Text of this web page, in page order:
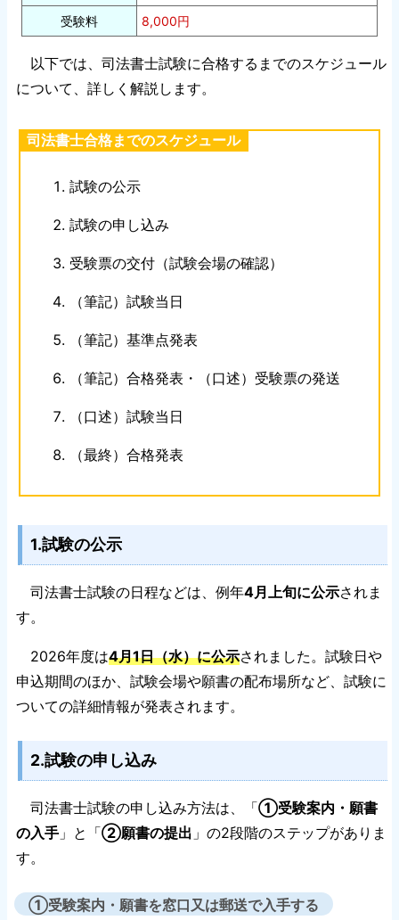
受験料
8,000円
以下では、司法書士試験に合格するまでのスケジュール
について、詳しく解説します。
司法書士合格までのスケジュール
試験の公示
試験の申し込み
受験票の交付（試験会場の確認）
（筆記）試験当日
（筆記）基準点発表
（筆記）合格発表・（口述）受験票の発送
（口述）試験当日
（最終）合格発表
1.試験の公示
司法書士試験の日程などは、例年4月上旬に公示されま
す。
2026年度は4月1日（水）に公示されました。試験日や
申込期間のほか、試験会場や願書の配布場所など、試験に
ついての詳細情報が発表されます。
2.試験の申し込み
司法書士試験の申し込み方法は、「①受験案内・願書
の入手 」と「②願書の提出 」の2段階のステップがありま
す。
①受験案内・願書を窓口又は郵送で入手する